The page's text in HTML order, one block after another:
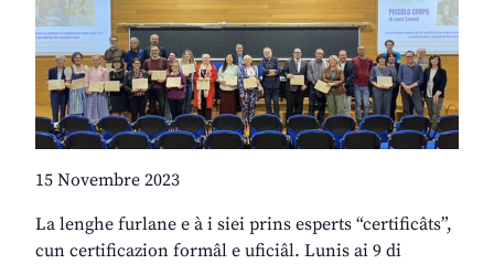
15 Novembre 2023
La lenghe furlane e à i siei prins esperts “certificâts”,
cun certificazion formâl e uficiâl. Lunis ai 9 di